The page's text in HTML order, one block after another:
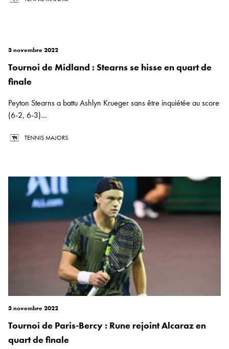
3 novembre 2022
Tournoi de Midland : Stearns se hisse en quart de
finale
Peyton Stearns a battu Ashlyn Krueger sans être inquiétée au score
(6-2, 6-3)...
TENNIS MAJORS
3 novembre 2022
Tournoi de Paris-Bercy : Rune rejoint Alcaraz en
quart de finale